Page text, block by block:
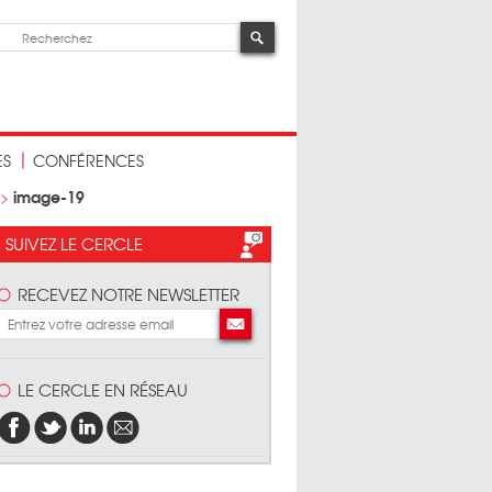
CONFÉRENCES
image-19
SUIVEZ LE CERCLE
RECEVEZ NOTRE NEWSLETTER
LE CERCLE EN RÉSEAU